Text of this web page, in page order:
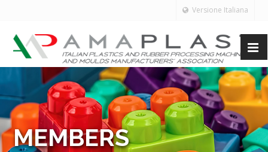
Versione Italiana
MEMBERS